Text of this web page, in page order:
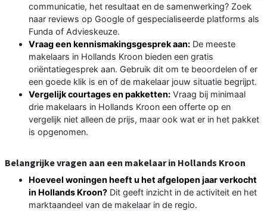
communicatie, het resultaat en de samenwerking? Zoek
naar reviews op Google of gespecialiseerde platforms als
Funda of Advieskeuze.
Vraag een kennismakingsgesprek aan: De meeste
makelaars in Hollands Kroon bieden een gratis
oriëntatiegesprek aan. Gebruik dit om te beoordelen of er
een goede klik is en of de makelaar jouw situatie begrijpt.
Vergelijk courtages en pakketten: Vraag bij minimaal
drie makelaars in Hollands Kroon een offerte op en
vergelijk niet alleen de prijs, maar ook wat er in het pakket
is opgenomen.
Belangrijke vragen aan een makelaar in Hollands Kroon
Hoeveel woningen heeft u het afgelopen jaar verkocht
in Hollands Kroon? Dit geeft inzicht in de activiteit en het
marktaandeel van de makelaar in de regio.